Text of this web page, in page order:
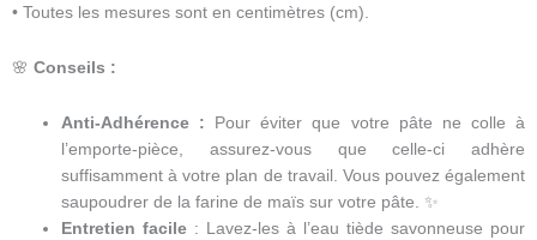
• Toutes les mesures sont en centimètres (cm).
🌸 Conseils :
Anti-Adhérence : Pour éviter que votre pâte ne colle à
l’emporte-pièce, assurez-vous que celle-ci adhère
suffisamment à votre plan de travail. Vous pouvez également
saupoudrer de la farine de maïs sur votre pâte. ✨
Entretien facile : Lavez-les à l’eau tiède savonneuse pour